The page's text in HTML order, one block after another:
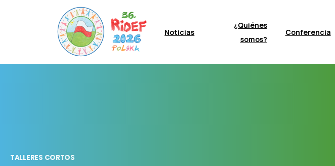
Noticias
¿Quiénes
somos?
Conferencia
TALLERES CORTOS